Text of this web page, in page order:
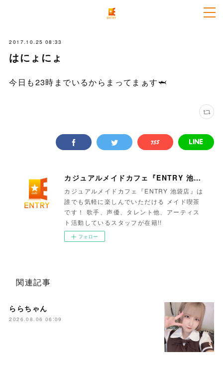
2017.10.25 08:33
はにょにょ
今日も23時までいるからまってまぁす🦈
カジュアルメイドカフェ『ENTRY 池袋店』
カジュアルメイドカフェ『ENTRY 池袋店』は
誰でも気軽に楽しんでいただける メイド喫茶
です！ 歌手、声優、タレント他、アーティス
ト活動しているスタッフが在籍!!
フォロー
関連記事
ららちゃん
2026.08.06 06:09